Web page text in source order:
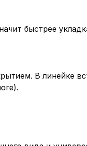
быстрее
В линейке